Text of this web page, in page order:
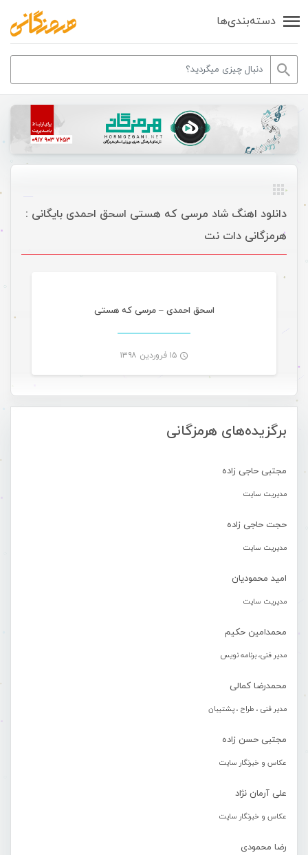
دسته‌بندی‌ها
برگزیده‌های هرمزگانی
مجتبی حاجی زاده
مدیریت سایت
حجت حاجی زاده
مدیریت سایت
امید محمودیان
مدیریت سایت
محمدامین حکیم
مدیر فنی، برنامه نویس
محمدرضا کمالی
مدیر فنی ، طراح ، پشتیبان
مجتبی حسن زاده
عکاس و خبرنگار سایت
علی آرمان نژاد
عکاس و خبرنگار سایت
رضا محمودی
دانلود اهنگ شاد مرسی که هستی اسحق احمدی بایگانی :
هرمزگانی دات نت
اسحق احمدی – مرسی که هستی
۱۵ فروردین ۱۳۹۸